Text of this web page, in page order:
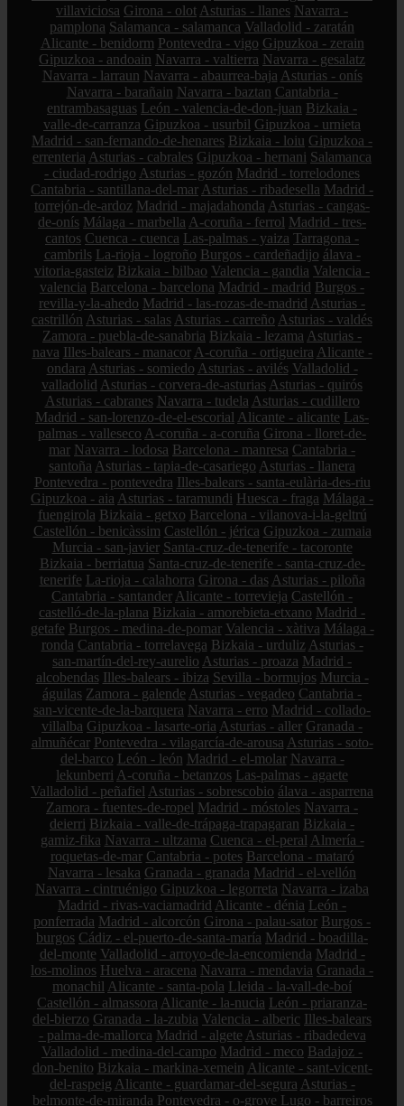
villaviciosa Girona - olot Asturias - llanes Navarra -
pamplona Salamanca - salamanca Valladolid - zaratán
Alicante - benidorm Pontevedra - vigo Gipuzkoa - zerain
Gipuzkoa - andoain Navarra - valtierra Navarra - gesalatz
Navarra - larraun Navarra - abaurrea-baja Asturias - onís
Navarra - barañain Navarra - baztan Cantabria -
entrambasaguas León - valencia-de-don-juan Bizkaia -
valle-de-carranza Gipuzkoa - usurbil Gipuzkoa - urnieta
Madrid - san-fernando-de-henares Bizkaia - loiu Gipuzkoa -
errenteria Asturias - cabrales Gipuzkoa - hernani Salamanca
- ciudad-rodrigo Asturias - gozón Madrid - torrelodones
Cantabria - santillana-del-mar Asturias - ribadesella Madrid -
torrejón-de-ardoz Madrid - majadahonda Asturias - cangas-
de-onís Málaga - marbella A-coruña - ferrol
Madrid - tres-
cantos Cuenca - cuenca Las-palmas - yaiza Tarragona -
cambrils La-rioja - logroño Burgos - cardeñadijo álava -
vitoria-gasteiz Bizkaia - bilbao Valencia - gandia Valencia -
valencia Barcelona - barcelona Madrid - madrid
Burgos -
revilla-y-la-ahedo Madrid - las-rozas-de-madrid Asturias -
castrillón Asturias - salas Asturias - carreño Asturias - valdés
Zamora - puebla-de-sanabria Bizkaia - lezama Asturias -
nava
Illes-balears - manacor A-coruña - ortigueira Alicante -
ondara Asturias - somiedo Asturias - avilés Valladolid -
valladolid Asturias - corvera-de-asturias Asturias - quirós
Asturias - cabranes Navarra - tudela Asturias - cudillero
Madrid - san-lorenzo-de-el-escorial Alicante - alicante Las-
palmas - valleseco A-coruña - a-coruña Girona - lloret-de-
mar Navarra - lodosa Barcelona - manresa Cantabria -
santoña Asturias - tapia-de-casariego Asturias - llanera
Pontevedra - pontevedra
Illes-balears - santa-eulària-des-riu
Gipuzkoa - aia Asturias - taramundi Huesca - fraga Málaga -
fuengirola Bizkaia - getxo Barcelona - vilanova-i-la-geltrú
Castellón - benicàssim Castellón - jérica Gipuzkoa - zumaia
Murcia - san-javier Santa-cruz-de-tenerife - tacoronte
Bizkaia - berriatua Santa-cruz-de-tenerife - santa-cruz-de-
tenerife La-rioja - calahorra Girona - das Asturias - piloña
Cantabria - santander Alicante - torrevieja Castellón -
castelló-de-la-plana Bizkaia - amorebieta-etxano Madrid -
getafe Burgos - medina-de-pomar Valencia - xàtiva Málaga -
ronda Cantabria - torrelavega Bizkaia - urduliz Asturias -
san-martín-del-rey-aurelio Asturias - proaza Madrid -
alcobendas
Illes-balears - ibiza Sevilla - bormujos Murcia -
águilas Zamora - galende Asturias - vegadeo Cantabria -
san-vicente-de-la-barquera Navarra - erro Madrid - collado-
villalba Gipuzkoa - lasarte-oria Asturias - aller Granada -
almuñécar Pontevedra - vilagarcía-de-arousa Asturias - soto-
del-barco León - león Madrid - el-molar Navarra -
lekunberri A-coruña - betanzos Las-palmas - agaete
Valladolid - peñafiel Asturias - sobrescobio álava - asparrena
Zamora - fuentes-de-ropel
Madrid - móstoles Navarra -
deierri Bizkaia - valle-de-trápaga-trapagaran Bizkaia -
gamiz-fika Navarra - ultzama Cuenca - el-peral Almería -
roquetas-de-mar Cantabria - potes Barcelona - mataró
Navarra - lesaka Granada - granada Madrid - el-vellón
Navarra - cintruénigo Gipuzkoa - legorreta Navarra - izaba
Madrid - rivas-vaciamadrid Alicante - dénia León -
ponferrada Madrid - alcorcón Girona - palau-sator Burgos -
burgos Cádiz - el-puerto-de-santa-maría Madrid - boadilla-
del-monte Valladolid - arroyo-de-la-encomienda Madrid -
los-molinos Huelva - aracena Navarra - mendavia Granada -
monachil Alicante - santa-pola Lleida - la-vall-de-boí
Castellón - almassora Alicante - la-nucia León - priaranza-
del-bierzo Granada - la-zubia Valencia - alberic
Illes-balears
- palma-de-mallorca Madrid - algete Asturias - ribadedeva
Valladolid - medina-del-campo Madrid - meco Badajoz -
don-benito Bizkaia - markina-xemein Alicante - sant-vicent-
del-raspeig Alicante - guardamar-del-segura Asturias -
belmonte-de-miranda Pontevedra - o-grove Lugo - barreiros